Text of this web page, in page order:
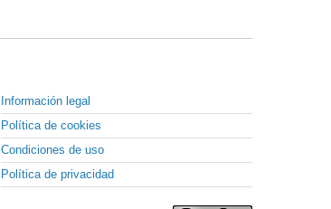
Información legal
Política de cookies
Condiciones de uso
Política de privacidad